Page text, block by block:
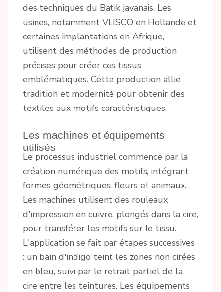
des techniques du Batik javanais. Les
usines, notamment VLISCO en Hollande et
certaines implantations en Afrique,
utilisent des méthodes de production
précises pour créer ces tissus
emblématiques. Cette production allie
tradition et modernité pour obtenir des
textiles aux motifs caractéristiques.
Les machines et équipements
utilisés
Le processus industriel commence par la
création numérique des motifs, intégrant
formes géométriques, fleurs et animaux.
Les machines utilisent des rouleaux
d'impression en cuivre, plongés dans la cire,
pour transférer les motifs sur le tissu.
L'application se fait par étapes successives
: un bain d'indigo teint les zones non cirées
en bleu, suivi par le retrait partiel de la
cire entre les teintures. Les équipements